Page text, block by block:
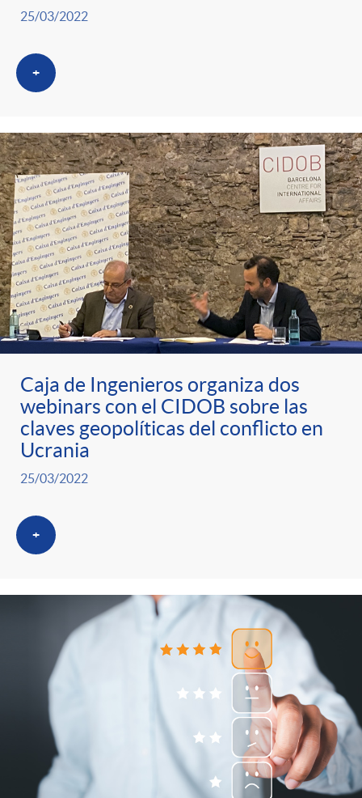
25/03/2022
+
Caja de Ingenieros organiza dos
webinars con el CIDOB sobre las
claves geopolíticas del conflicto en
Ucrania
25/03/2022
+